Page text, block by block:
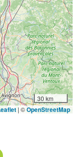
30 km
| ©OpenStreetMap